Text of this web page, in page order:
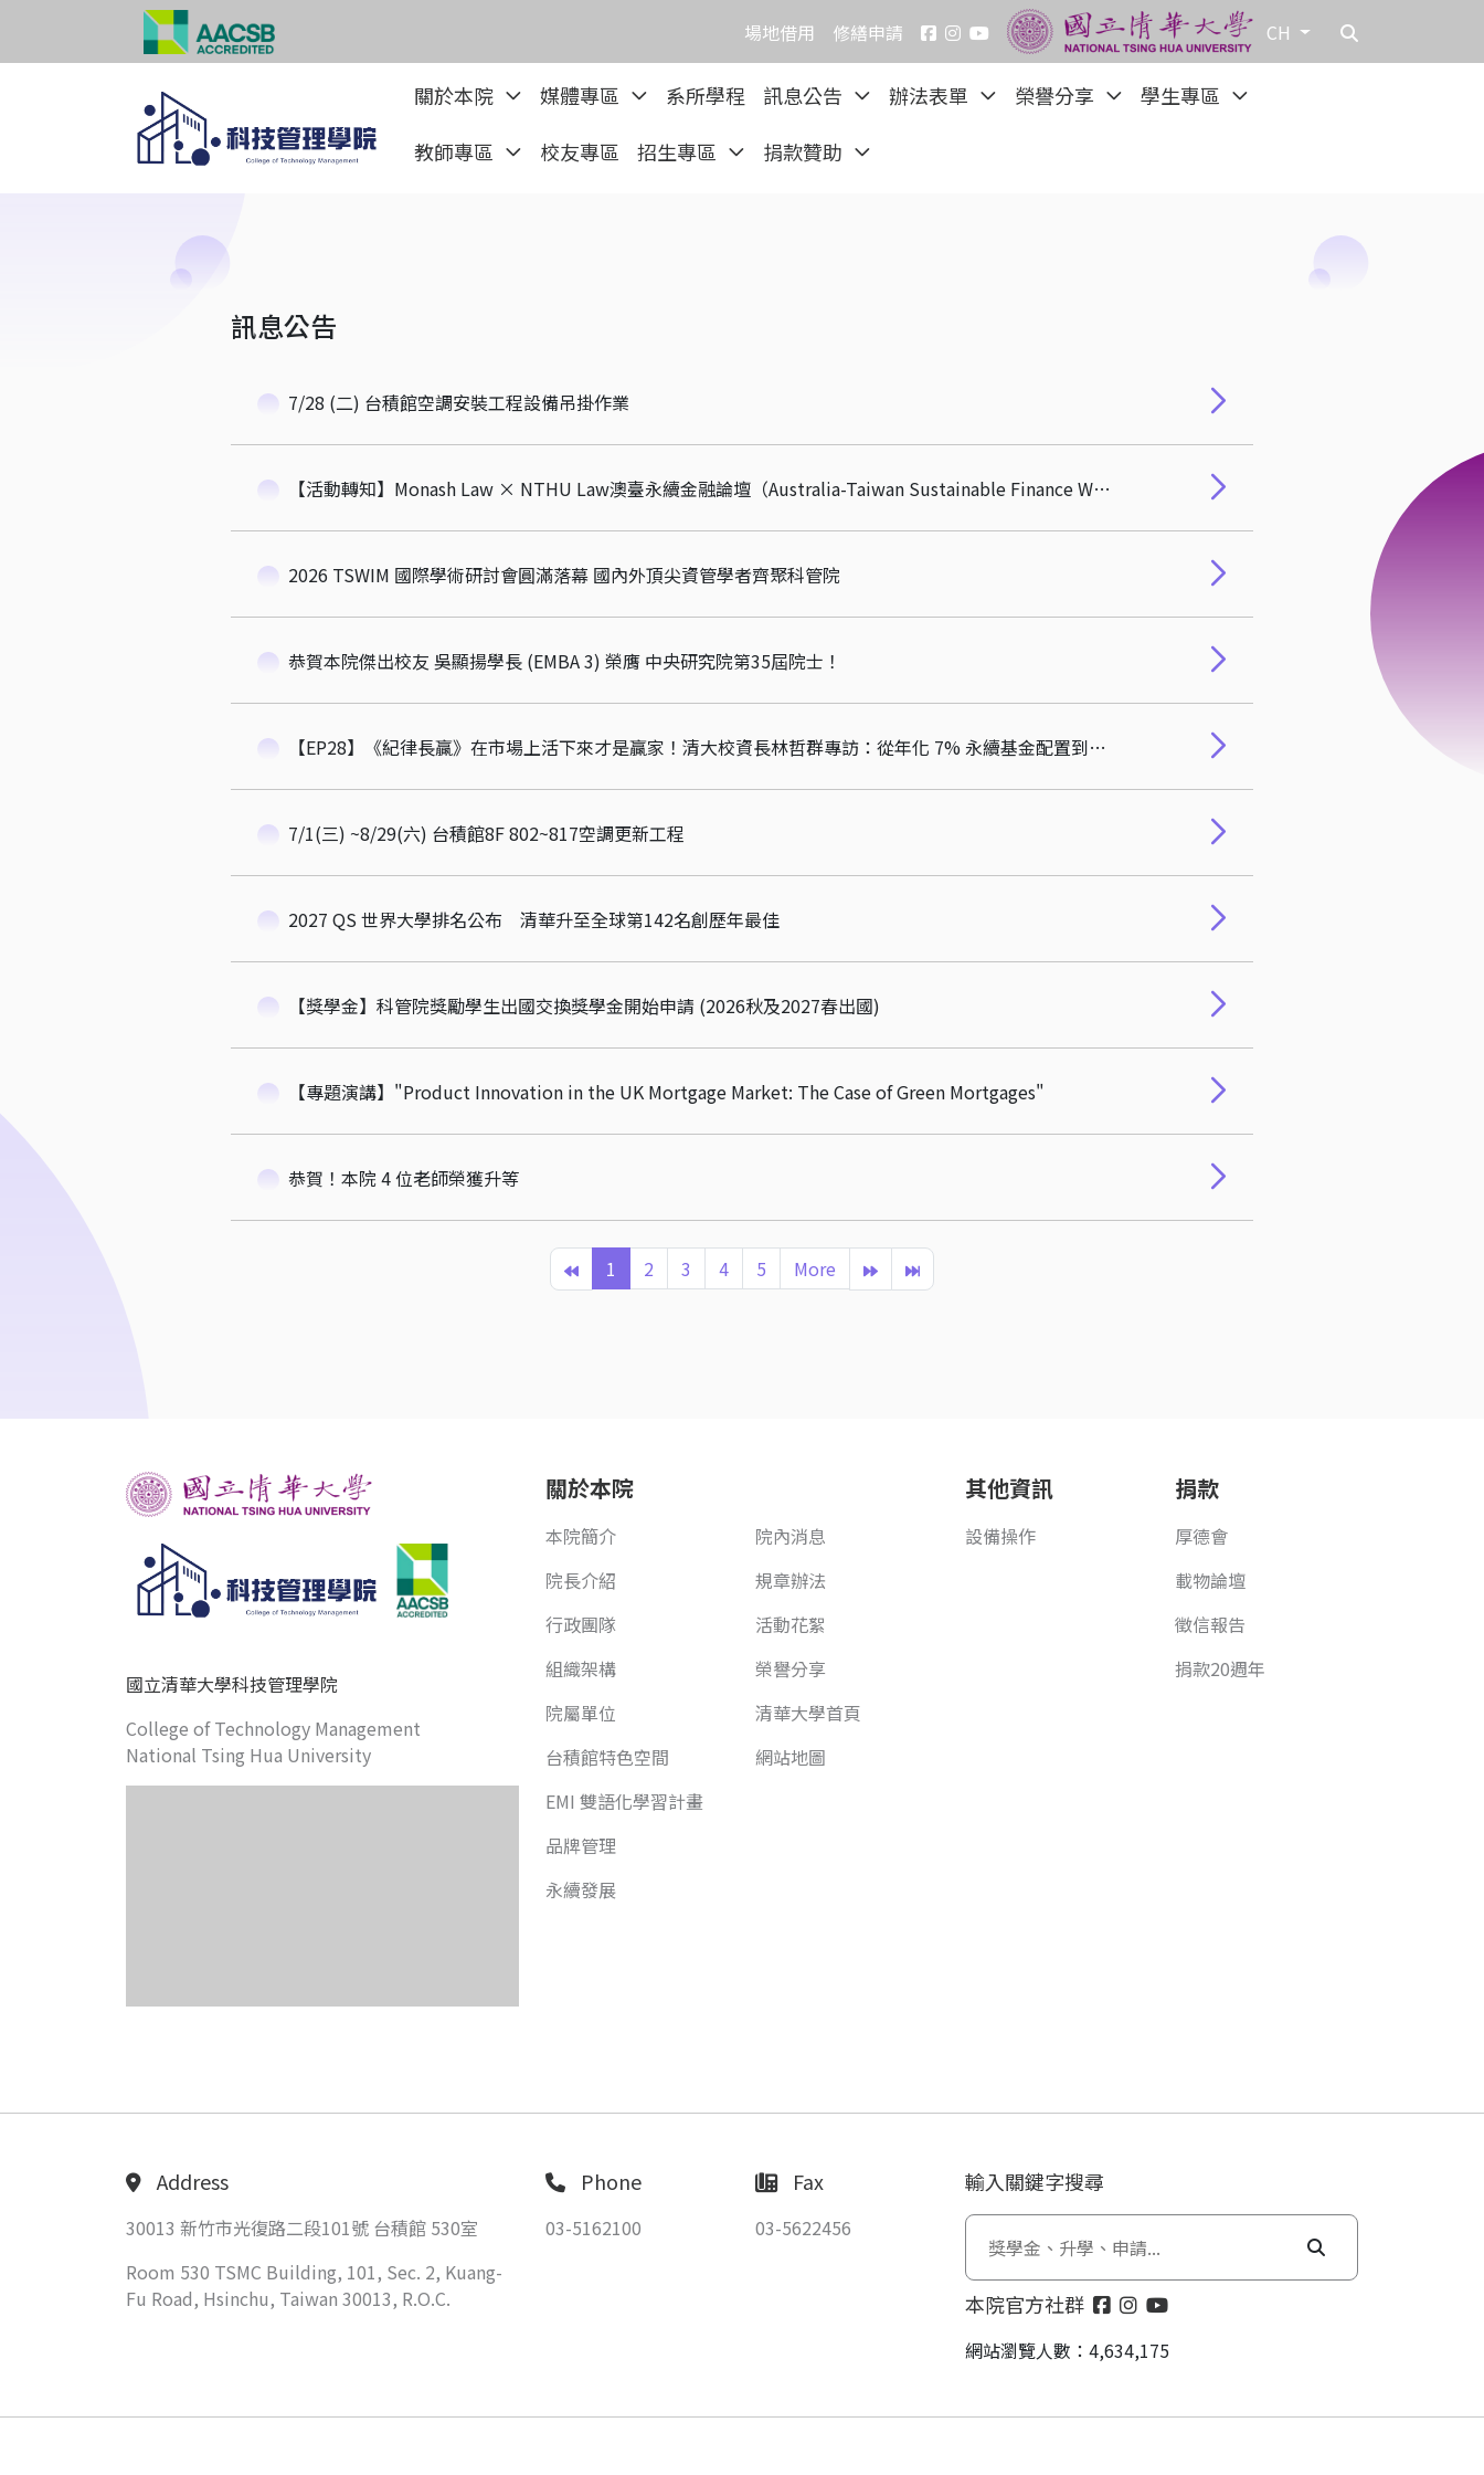
場地借用 修繕申請 CH
關於本院 媒體專區 系所學程 訊息公告 辦法表單 榮譽分享
學生專區
教師專區
校友專區 招生專區 捐款贊助
訊息公告
7/28 (二) 台積館空調安裝工程設備吊掛作業
【活動轉知】Monash Law × NTHU Law澳臺永續金融論壇（Australia-Taiwan Sustainable Finance Workshop）
2026 TSWIM 國際學術研討會圓滿落幕 國內外頂尖資管學者齊聚科管院
恭賀本院傑出校友 吳顯揚學長 (EMBA 3) 榮膺 中央研究院第35屆院士！
【EP28】《紀律長贏》在市場上活下來才是贏家！清大校資長林哲群專訪：從年化 7% 永續基金配置到學生的人脈佈局
7/1(三) ~8/29(六) 台積館8F 802~817空調更新工程
2027 QS 世界大學排名公布 清華升至全球第142名創歷年最佳
【獎學金】科管院獎勵學生出國交換獎學金開始申請 (2026秋及2027春出國)
【專題演講】"Product Innovation in the UK Mortgage Market: The Case of Green Mortgages"
恭賀！本院 4 位老師榮獲升等
1 2 3 4 5 More
國立清華大學科技管理學院
College of Technology Management
National Tsing Hua University
關於本院
本院簡介
院長介紹
行政團隊
組織架構
院屬單位
台積館特色空間
EMI 雙語化學習計畫
品牌管理
永續發展
院內消息
規章辦法
活動花絮
榮譽分享
清華大學首頁
網站地圖
其他資訊
設備操作
捐款
厚德會
載物論壇
徵信報告
捐款20週年
Address
30013 新竹市光復路二段101號 台積館 530室
Room 530 TSMC Building, 101, Sec. 2, Kuang-
Fu Road, Hsinchu, Taiwan 30013, R.O.C.
Phone
03-5162100
Fax
03-5622456
輸入關鍵字搜尋
本院官方社群
網站瀏覽人數：4,634,175